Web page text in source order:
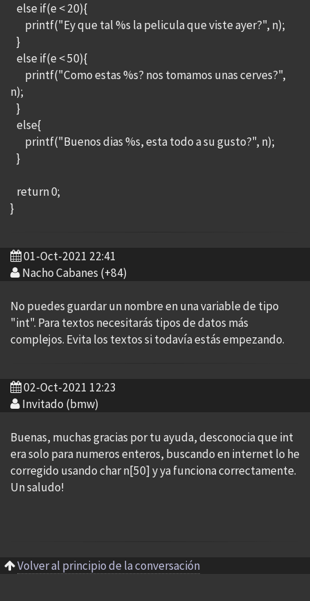
else if(e < 20){
printf("Ey que tal %s la pelicula que viste ayer?", n);
}
else if(e < 50){
printf("Como estas %s? nos tomamos unas cerves?",
n);
}
else{
printf("Buenos dias %s, esta todo a su gusto?", n);
}
return 0;
}
01-Oct-2021 22:41
Nacho Cabanes (+84)
No puedes guardar un nombre en una variable de tipo
"int". Para textos necesitarás tipos de datos más
complejos. Evita los textos si todavía estás empezando.
02-Oct-2021 12:23
Invitado (bmw)
Buenas, muchas gracias por tu ayuda, desconocia que int
era solo para numeros enteros, buscando en internet lo he
corregido usando char n[50] y ya funciona correctamente.
Un saludo!
Volver al principio de la conversación